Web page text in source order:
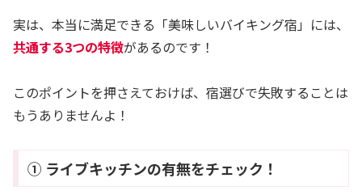
実は、本当に満足できる「美味しいバイキング宿」には、
共通する3つの特徴があるのです！
このポイントを押さえておけば、宿選びで失敗することは
もうありませんよ！
① ライブキッチンの有無をチェック！